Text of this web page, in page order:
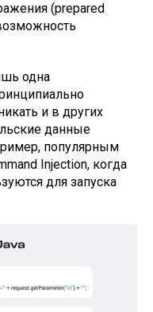
(prepared
одна
и в других
данные
популярным
Injection, когда
для запуска